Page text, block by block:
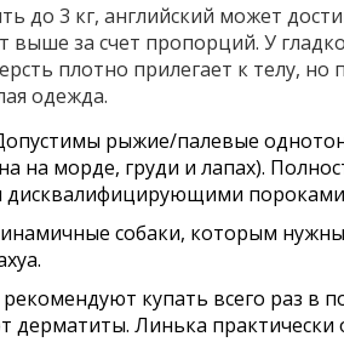
до 3 кг, английский может
выше за счет пропорций. У
плотно прилегает к телу,
одежда.
рыжие/палевые
на морде, груди и лапах).
дисквалифицирующими
собаки, которым
купать всего раз в
Линька практически